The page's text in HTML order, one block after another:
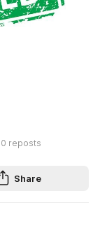
0 reposts
Share